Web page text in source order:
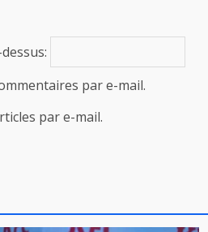
par e-mail.
par e-mail.